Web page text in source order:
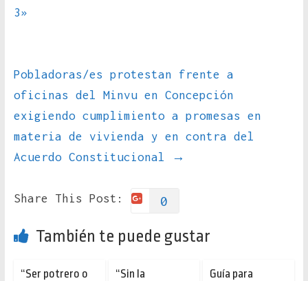
3»
Pobladoras/es protestan frente a
oficinas del Minvu en Concepción
exigiendo cumplimiento a promesas en
materia de vivienda y en contra del
Acuerdo Constitucional
→
Share This Post: 0
También te puede gustar
“Ser potrero o “Sin la Guía para